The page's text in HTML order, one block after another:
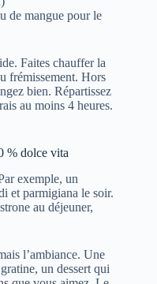
de mangue pour le
Faites chauffer la
frémissement. Hors
bien. Répartissez
au moins 4 heures.
% dolce vita
exemple, un
et parmigiana le soir.
au déjeuner,
l’ambiance. Une
un dessert qui